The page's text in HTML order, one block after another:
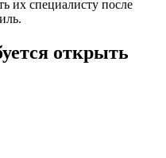
их специалисту после
открыть